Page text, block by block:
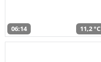
06:14 11,2 °C